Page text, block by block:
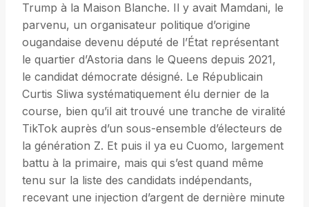
Trump à la Maison Blanche. Il y avait Mamdani, le
parvenu, un organisateur politique d’origine
ougandaise devenu député de l’État représentant
le quartier d’Astoria dans le Queens depuis 2021,
le candidat démocrate désigné. Le Républicain
Curtis Sliwa systématiquement élu dernier de la
course, bien qu’il ait trouvé une tranche de viralité
TikTok auprès d’un sous-ensemble d’électeurs de
la génération Z. Et puis il ya eu Cuomo, largement
battu à la primaire, mais qui s’est quand même
tenu sur la liste des candidats indépendants,
recevant une injection d’argent de dernière minute